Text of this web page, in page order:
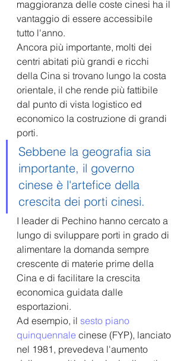
maggioranza delle coste cinesi ha il
vantaggio di essere accessibile
tutto l'anno.
Ancora più importante, molti dei
centri abitati più grandi e ricchi
della Cina si trovano lungo la costa
orientale, il che rende più fattibile
dal punto di vista logistico ed
economico la costruzione di grandi
porti.
Sebbene la geografia sia
importante, il governo
cinese è l'artefice della
crescita dei porti cinesi.
I leader di Pechino hanno cercato a
lungo di sviluppare porti in grado di
alimentare la domanda sempre
crescente di materie prime della
Cina e di facilitare la crescita
economica guidata dalle
esportazioni.
Ad esempio, il sesto piano
quinquennale cinese (FYP), lanciato
nel 1981, prevedeva l'aumento